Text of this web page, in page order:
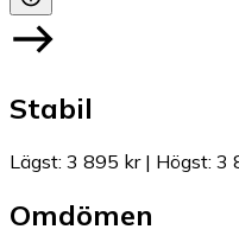
Stabil
Lägst: 3 895 kr| Högst: 3
Omdömen